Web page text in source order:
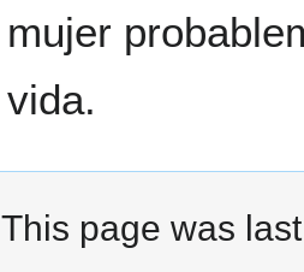
mujer
vida.
This page was